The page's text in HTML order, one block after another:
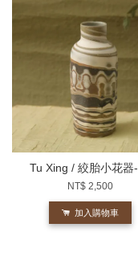
Tu Xing / 絞胎小花器
NT$ 2,500
加入購物車